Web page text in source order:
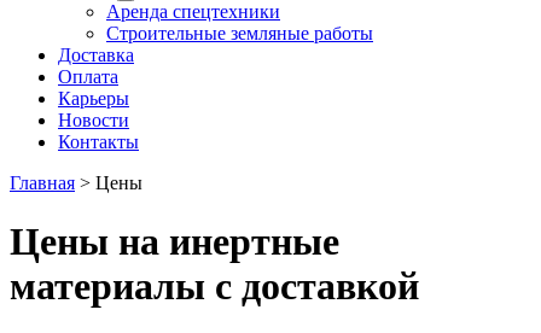
Аренда спецтехники
Строительные земляные работы
Доставка
Оплата
Карьеры
Новости
Контакты
Главная > Цены
Цены на инертные
материалы с доставкой